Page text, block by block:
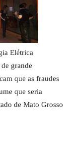
Elétrica
grande
que as fraudes
que seria
de Mato Grosso